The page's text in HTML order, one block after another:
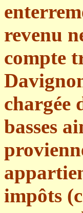
revenu
compte
chargée
basses
impôts